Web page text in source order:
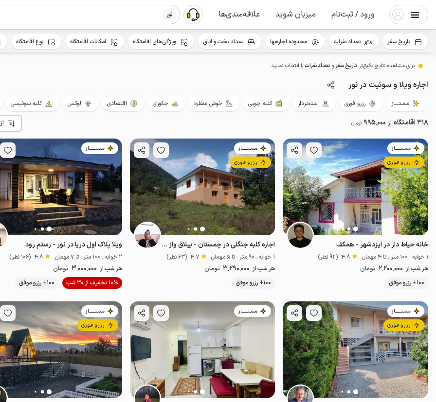
ورود / ثبت‌نام میزبان شوید علاقه‌مندی‌ها نور
برای مشاهده نتایج دقیق‌تر، تاریخ سفرو تعداد نفراترا انتخاب نمایید
اجاره ویلا و سوئیت در نور
مـمـتــــاز رزرو فوری استخردار کلبه چوبی خوش منظره جکوزی اقتصادی لوکس کلبه سوئیسی
318 اقامتگاه از 995٬000 تومان
مـمـتــــــاز
رزرو فوری
خانه حیاط دار در ایزدشهر - همکف
1 خوابه . 100 متر . تا 4 مهمان 4.8 (92 نظر)
هر شب از 2٬200٬000 تومان
100+ رزرو موفق
ضدعفونی‌شده موقعیت در نقشه
مـمـتــــــاز
رزرو فوری
اجاره کلبه جنگلی در چمستان - ییلاق واز سفلی
1 خوابه . 90 متر . تا 5 مهمان 4.7 (63 نظر)
هر شب از 3٬290٬000 تومان
100+ رزرو موفق
خوش منظره ضدعفونی‌شده
مـمـتــــــاز
ویلا پلاک اول دریا در نور - رستم رود
2 خوابه . 100 متر . تا 7 مهمان 4.8 (106 نظر)
هر شب از 3٬000٬000 تومان
10% تخفیف از 30 شب
100+ رزرو موفق
مـمـتــــــاز
رزرو فوری
مـمـتــــــاز
مـمـتــــــاز
رزرو فوری
تاریخ سفر تعداد نفرات محدوده اجاره‌بها تعداد تخت و اتاق ویژگی‌های اقامتگاه امکانات اقامتگاه نوع اقامتگاه